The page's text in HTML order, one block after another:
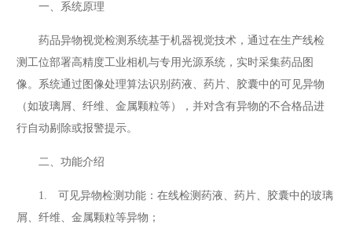
一、系统原理
药品异物视觉检测系统基于机器视觉技术，通过在生产线检
测工位部署高精度工业相机与专用光源系统，实时采集药品图
像。系统通过图像处理算法识别药液、药片、胶囊中的可见异物
（如玻璃屑、纤维、金属颗粒等），并对含有异物的不合格品进
行自动剔除或报警提示。
二、功能介绍
1. 可见异物检测功能：在线检测药液、药片、胶囊中的玻璃
屑、纤维、金属颗粒等异物；